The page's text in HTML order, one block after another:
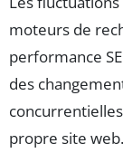
moteurs de
performance
des
propre site